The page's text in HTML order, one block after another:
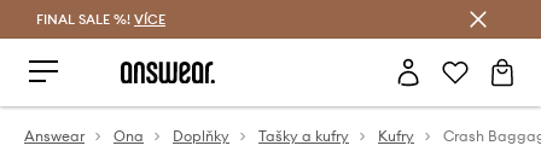
FINAL SALE %! VÍCE
Answear Ona Doplňky Tašky a kufry Kufry